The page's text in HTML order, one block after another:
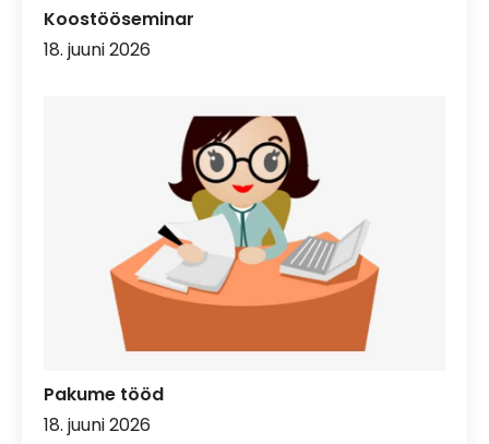
Koostööseminar
18. juuni 2026
Pakume tööd
18. juuni 2026